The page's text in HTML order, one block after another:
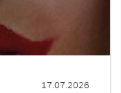
17.07.2026